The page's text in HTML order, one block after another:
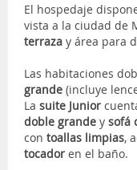
El hospedaje
vista a la ciudad de
terraza y área para
Las habitaciones
grande (incluye
La suite Junior
doble grande y sofá
con toallas limpias,
tocador en el baño.